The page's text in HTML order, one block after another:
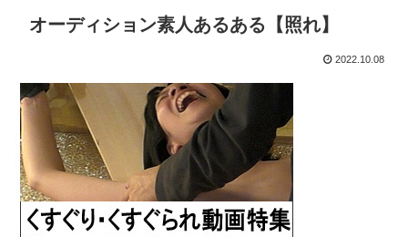
オーディション素人あるある【照れ】
2022.10.08